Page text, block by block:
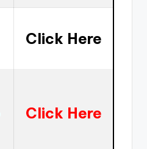
Click Here
Click Here